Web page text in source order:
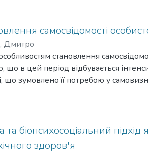
самосвідомості
Дмитро
становлення
що в цей період відбувається
що зумовлено її потребою у
самоідентичності
сферах життєдіяльності,
Визначені особливості є
біопсихосоціальний підхід
здоров'я